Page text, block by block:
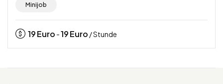
Minijob
19Euro -19Euro / Stunde